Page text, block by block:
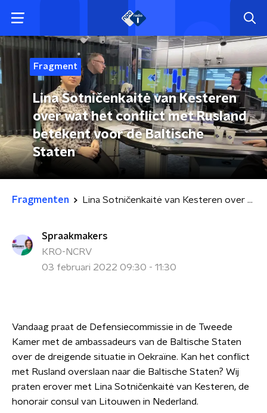
Fragment
Lina Sotničenkaitė van Kesteren
over wat het conflict met Rusland
betekent voor de Baltische
Staten
Fragmenten Lina Sotničenkaitė van Kesteren over wat het conflict met Rusland betekent voor de Baltische Staten
Spraakmakers
KRO-NCRV
03 februari 2022 09:30 - 11:30
Vandaag praat de Defensiecommissie in de Tweede
Kamer met de ambassadeurs van de Baltische Staten
over de dreigende situatie in Oekraïne. Kan het conflict
met Rusland overslaan naar die Baltische Staten? Wij
praten erover met Lina Sotničenkaitė van Kesteren, de
honorair consul van Litouwen in Nederland.